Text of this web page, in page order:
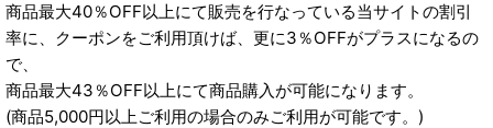
商品最大40％OFF以上にて販売を行なっている当サイトの割引
率に、クーポンをご利用頂けば、更に3％OFFがプラスになるの
で、
商品最大43％OFF以上にて商品購入が可能になります。
(商品5,000円以上ご利用の場合のみご利用が可能です。)